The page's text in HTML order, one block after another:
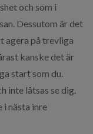
och som i
Dessutom är det
agera på trevliga
kanske det är
start som du.
inte låtsas se dig.
i nästa inre